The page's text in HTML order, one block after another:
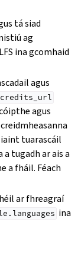
tá siad
ag
ina gcomhaid
agus
credits_url
agus
tuarascáil
a tugadh ar ais a
a fháil. Féach
ar fhreagraí
ina